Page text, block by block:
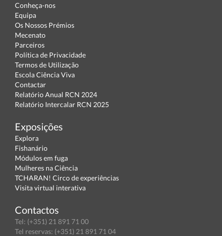
Conheça-nos
Equipa
Os Nossos Prémios
Mecenato
Parceiros
Política de Privacidade
Termos de Utilização
Escola Ciência Viva
Contactar
Relatório Anual RCN 2024
Relatório Intercalar RCN 2025
Exposições
Explora
Fishanário
Módulos em fuga
Mulheres na Ciência
TCHARAN! Circo de experiências
Visita virtual interativa
Contactos
Tel: (+351) 21 891 71 00
Tel reservas: (+351) 21 891 71 04